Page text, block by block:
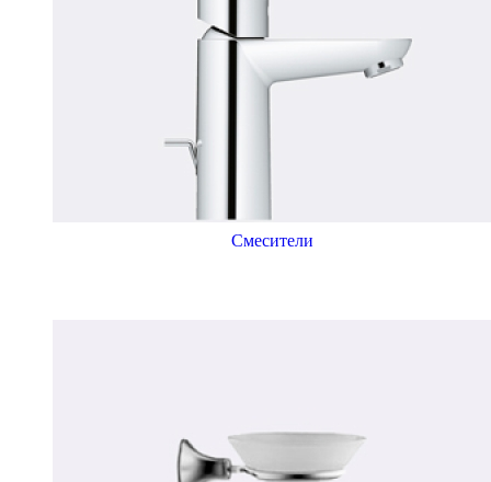
Смесители